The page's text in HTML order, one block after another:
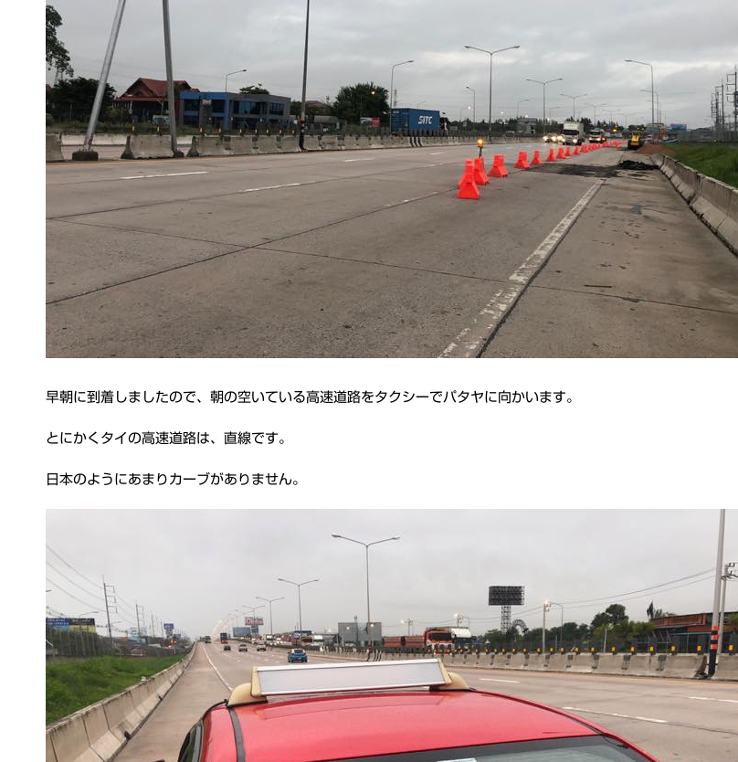
早朝に到着しましたので、朝の空いている高速道路をタクシーでパタヤに向かいます。
とにかくタイの高速道路は、直線です。
日本のようにあまりカーブがありません。